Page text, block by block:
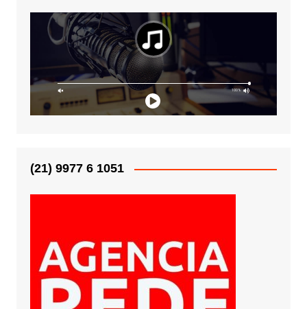
(21) 9977 6 1051